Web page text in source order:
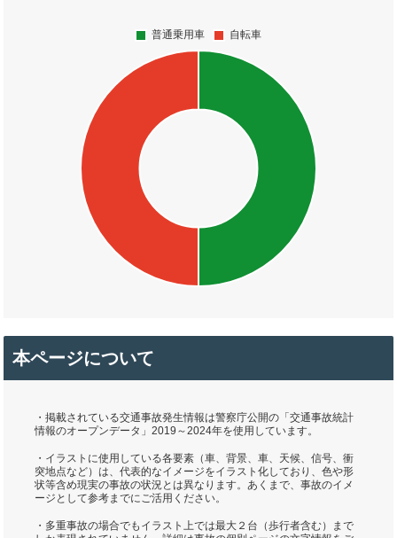
本ページについて
・掲載されている交通事故発生情報は警察庁公開の「交通事故統計
情報のオープンデータ」2019～2024年を使用しています。
・イラストに使用している各要素（車、背景、車、天候、信号、衝
突地点など）は、代表的なイメージをイラスト化しており、色や形
状等含め現実の事故の状況とは異なります。あくまで、事故のイメ
ージとして参考までにご活用ください。
・多重事故の場合でもイラスト上では最大２台（歩行者含む）まで